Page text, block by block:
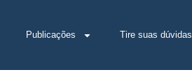
Publicações Tire suas dúvidas